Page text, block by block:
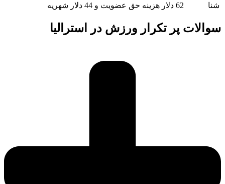
شنا
62 دلار هزینه حق عضویت و 44 دلار شهریه
سوالات پر تکرار ورزش در استرالیا